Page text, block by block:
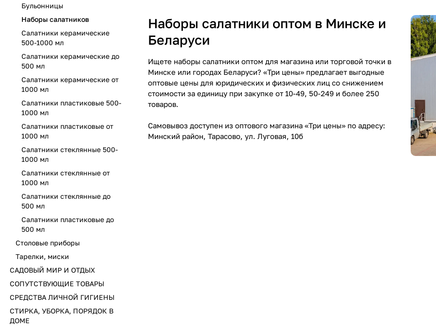
Наборы салатники оптом в Минске и
Беларуси
Ищете наборы салатники оптом для магазина или торговой точки в
Минске или городах Беларуси? «Три цены» предлагает выгодные
оптовые цены для юридических и физических лиц со снижением
стоимости за единицу при закупке от 10-49, 50-249 и более 250
товаров.
Самовывоз доступен из оптового магазина «Три цены» по адресу:
Минский район, Тарасово, ул. Луговая, 10б
Бульонницы
Наборы салатников
Салатники керамические
500-1000 мл
Салатники керамические до
500 мл
Салатники керамические от
1000 мл
Салатники пластиковые 500-
1000 мл
Салатники пластиковые от
1000 мл
Салатники стеклянные 500-
1000 мл
Салатники стеклянные от
1000 мл
Салатники стеклянные до
500 мл
Салатники пластиковые до
500 мл
Столовые приборы
Тарелки, миски
САДОВЫЙ МИР И ОТДЫХ
СОПУТСТВУЮЩИЕ ТОВАРЫ
СРЕДСТВА ЛИЧНОЙ ГИГИЕНЫ
СТИРКА, УБОРКА, ПОРЯДОК В
ДОМЕ